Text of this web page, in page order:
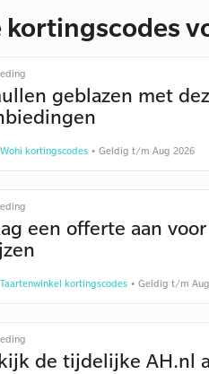
geblazen met
Wohi kortingscodes• Geldig t/m Aug 2026
een offerte aan
Taartenwinkel kortingscodes• Geldig t/m
de tijdelijke AH.nl